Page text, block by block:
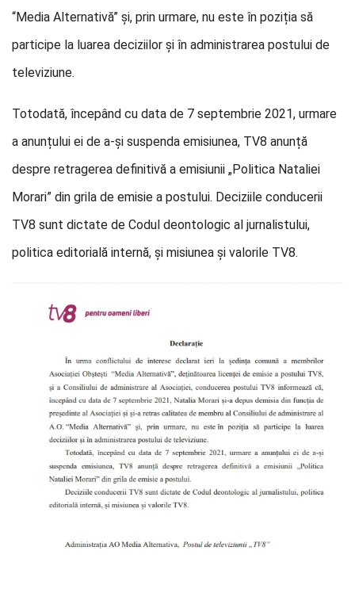
“Media Alternativă” și, prin urmare, nu este în poziția să
participe la luarea deciziilor și în administrarea postului de
televiziune.
Totodată, începând cu data de 7 septembrie 2021, urmare
a anunțului ei de a-și suspenda emisiunea, TV8 anunță
despre retragerea definitivă a emisiunii „Politica Nataliei
Morari” din grila de emisie a postului. Deciziile conducerii
TV8 sunt dictate de Codul deontologic al jurnalistului,
politica editorială internă, și misiunea și valorile TV8.